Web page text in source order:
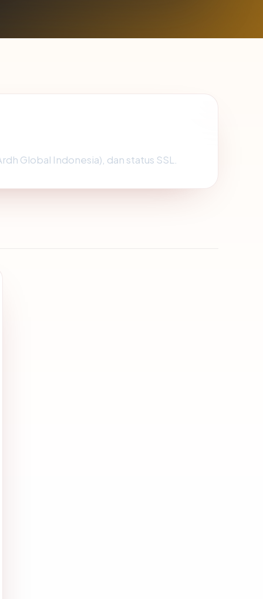
Global Indonesia), dan status SSL.